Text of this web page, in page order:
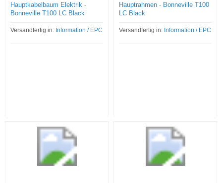
Hauptkabelbaum Elektrik -
Bonneville T100 LC Black
Versandfertig in: Information / EPC
Hauptrahmen - Bonneville T100
LC Black
Versandfertig in: Information / EPC